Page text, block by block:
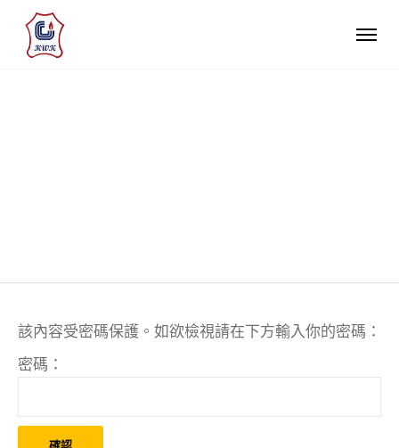
該內容受密碼保護。如欲檢視請在下方輸入你的密碼：
密碼：